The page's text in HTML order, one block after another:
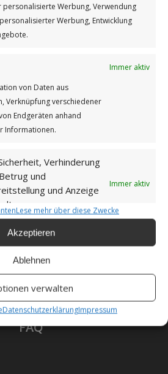
personalisierte Werbung, Verwendung
Werbung, Entwicklung
Immer aktiv
von Daten aus
Verknüpfung verschiedener
Endgeräten anhand
Informationen.
Verhinderung
und
und Anzeige
Immer aktiv
Lese mehr über diese Zwecke
Akzeptieren
Ablehnen
verwalten
DatenschutzerklärungImpressum
Richtlinie (EU)
Verkäufen.
FAQ